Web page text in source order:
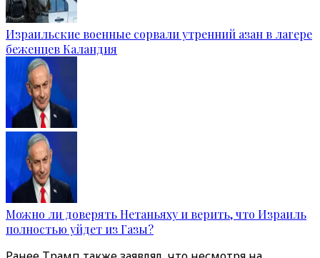
Израильские военные сорвали утренний азан в лагере
беженцев Каландия
Можно ли доверять Нетаньяху и верить, что Израиль
полностью уйдет из Газы?